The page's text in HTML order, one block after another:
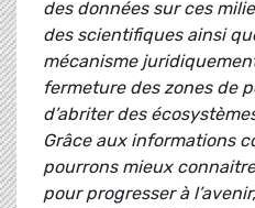
des données sur ces
des scientifiques ainsi
mécanisme
fermeture des zones de
d’abriter des
Grâce aux informations
pourrons mieux
pour progresser à